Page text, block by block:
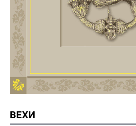
ВЕХИ